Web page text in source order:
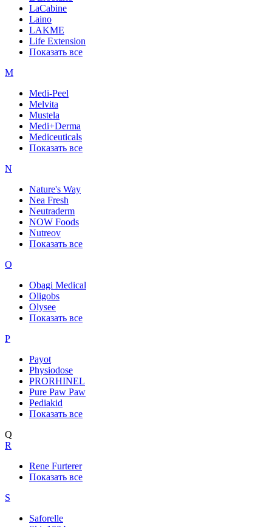
LaCabine
Laino
LAKME
Life Extension
Показать все
M
Medi-Peel
Melvita
Mustela
Medi+Derma
Mediceuticals
Показать все
N
Nature's Way
Nea Fresh
Neutraderm
NOW Foods
Nutreov
Показать все
O
Obagi Medical
Oligobs
Olysee
Показать все
P
Payot
Physiodose
PRORHINEL
Pure Paw Paw
Pediakid
Показать все
Q
R
Rene Furterer
Показать все
S
Saforelle